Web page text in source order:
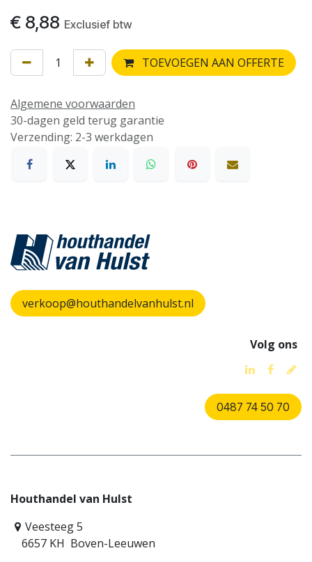
€ 8,88 Exclusief btw
TOEVOEGEN AAN OFFERTE
Algemene voorwaarden
30-dagen geld terug garantie
Verzending: 2-3 werkdagen
verkoop@houthandelvanhulst.nl
Volg ons
0487 74 50 70
Houthandel van Hulst
Veesteeg 5
6657 KH Boven-Leeuwen